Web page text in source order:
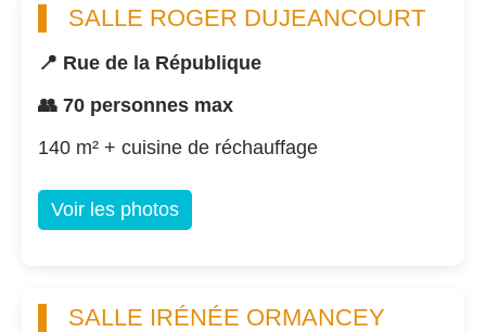
SALLE ROGER DUJEANCOURT
📍 Rue de la République
👥 70 personnes max
140 m² + cuisine de réchauffage
Voir les photos
SALLE IRÉNÉE ORMANCEY